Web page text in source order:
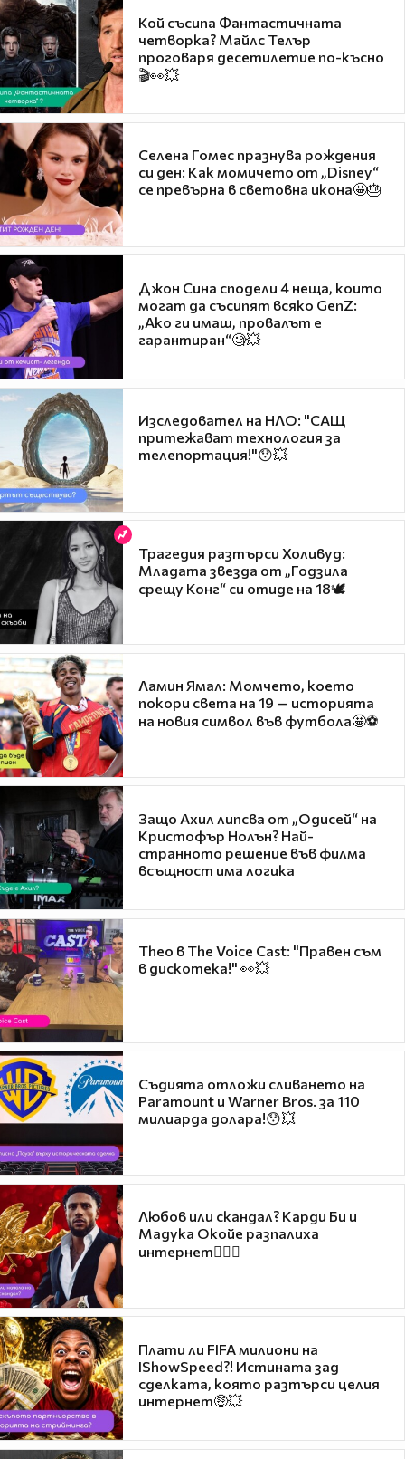
Кой съсипа Фантастичната
четворка? Майлс Телър
проговаря десетилетие по-късно
🎬👀💥
Селена Гомес празнува рождения
си ден: Как момичето от „Disney“
се превърна в световна икона🤩🎂
Джон Сина сподели 4 неща, които
могат да съсипят всяко GenZ:
„Ако ги имаш, провалът е
гарантиран“🧐💥
Изследовател на НЛО: "САЩ
притежават технология за
телепортация!"😯💥
Трагедия разтърси Холивуд:
Младата звезда от „Годзила
срещу Конг“ си отиде на 18🕊️
Ламин Ямал: Момчето, което
покори света на 19 — историята
на новия символ във футбола🤩⚽
Защо Ахил липсва от „Одисей“ на
Кристофър Нолън? Най-
странното решение във филма
всъщност има логика
Theo в The Voice Cast: "Правен съм
в дискотека!" 👀💥
Съдията отложи сливането на
Paramount и Warner Bros. за 110
милиарда долара!😯💥
Любов или скандал? Карди Би и
Мадука Окойе разпалиха
интернет❤️‍🔥🔥
Плати ли FIFA милиони на
IShowSpeed?! Истината зад
сделката, която разтърси целия
интернет🤑💥